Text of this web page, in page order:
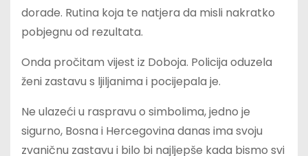
dorade. Rutina koja te natjera da misli nakratko
pobjegnu od rezultata.
Onda pročitam vijest iz Doboja. Policija oduzela
ženi zastavu s ljiljanima i pocijepala je.
Ne ulazeći u raspravu o simbolima, jedno je
sigurno, Bosna i Hercegovina danas ima svoju
zvaničnu zastavu i bilo bi najljepše kada bismo svi